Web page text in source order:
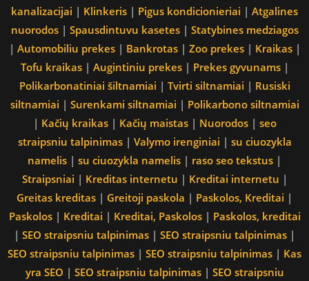
kanalizacijai | Klinkeris | Pigus kondicionieriai | Atgalines
nuorodos| Spausdintuvu kasetes| Statybines medziagos
| Automobiliu prekes| Bankrotas| Zoo prekes| Kraikas|
Tofu kraikas| Augintiniu prekes| Prekes gyvunams|
Polikarbonatiniai šiltnamiai | Tvirti siltnamiai | Rusiski
siltnamiai | Surenkami siltnamiai | Polikarbono siltnamiai
| Kačių kraikas| Kačių maistas| Nuorodos| seo
straipsniu talpinimas| Valymo irenginiai | su ciuozykla
namelis | su ciuozykla namelis | raso seo tekstus |
Straipsniai | Kreditas internetu | Kreditai internetu |
Greitas kreditas | Greitoji paskola | Paskolos, Kreditai |
Paskolos| Kreditai | Kreditai, Paskolos| Paskolos, kreditai
| SEO straipsniu talpinimas | SEO straipsniu talpinimas |
SEO straipsniu talpinimas | SEO straipsniu talpinimas | Kas
yra SEO | SEO straipsniu talpinimas| SEO straipsniu